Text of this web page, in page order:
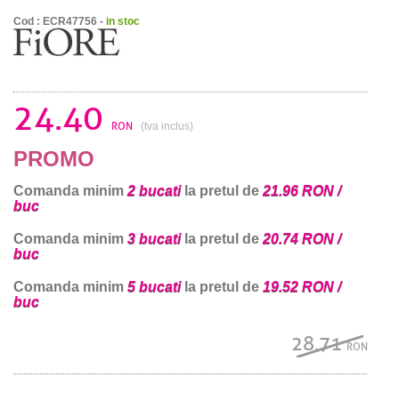
Cod : ECR47756 - in stoc
24.40 RON (tva inclus)
PROMO
Comanda minim 2 bucatila pretul de 21.96 RON /
buc
Comanda minim 3 bucatila pretul de 20.74 RON /
buc
Comanda minim 5 bucatila pretul de 19.52 RON /
buc
28.71RON